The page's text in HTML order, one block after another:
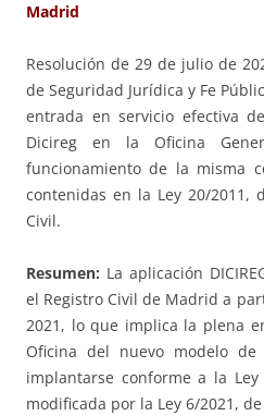
Madrid
Resolución de 29 de julio de
de Seguridad Jurídica y Fe
entrada en servicio efectiva
Dicireg en la Oficina
funcionamiento de la misma
contenidas en la Ley 20/2011,
Civil.
Resumen: La aplicación
el Registro Civil de Madrid a
2021, lo que implica la plena
Oficina del nuevo modelo
implantarse conforme a la
modificada por la Ley 6/2021,